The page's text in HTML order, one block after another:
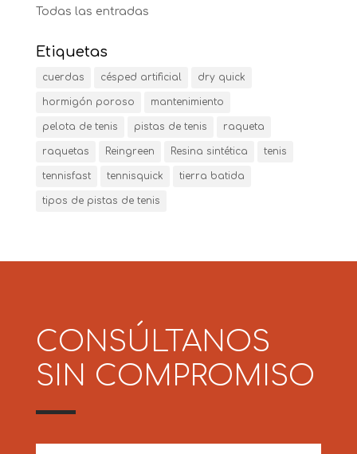
Todas las entradas
Etiquetas
cuerdas césped artificial dry quick
hormigón poroso mantenimiento
pelota de tenis pistas de tenis raqueta
raquetas Reingreen Resina sintética tenis
tennisfast tennisquick tierra batida
tipos de pistas de tenis
CONSÚLTANOS
SIN COMPROMISO